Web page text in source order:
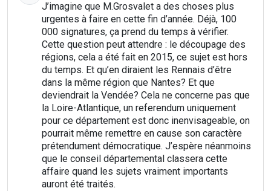
J’imagine que M.Grosvalet a des choses plus
urgentes à faire en cette fin d’année. Déjà, 100
000 signatures, ça prend du temps à vérifier.
Cette question peut attendre : le découpage des
régions, cela a été fait en 2015, ce sujet est hors
du temps. Et qu’en diraient les Rennais d’être
dans la même région que Nantes? Et que
deviendrait la Vendée? Cela ne concerne pas que
la Loire-Atlantique, un referendum uniquement
pour ce département est donc inenvisageable, on
pourrait même remettre en cause son caractère
prétendument démocratique. J’espère néanmoins
que le conseil départemental classera cette
affaire quand les sujets vraiment importants
auront été traités.